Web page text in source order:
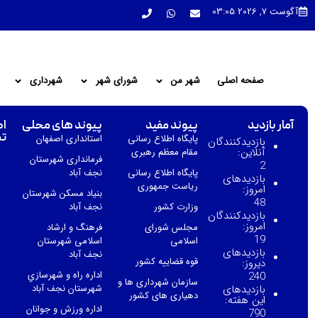
آگوست 7, 2026 03:05
صفحه اصلی شهر من شورای شهر شهرداری
آمار بازدید
بازدیدکنندگان
آنلاین:
2
بازدیدهای
امروز:
48
بازدیدکنندگان
امروز:
19
بازدیدهای
دیروز:
240
بازدیدهای
این هفته:
790
پیوند مفید
پایگاه اطلاع رسانی
مقام معظم رهبری
پایگاه اطلاع رسانی
ریاست جمهوری
وزارت کشور
مجلس شورای
اسلامی
قوه قضاییه کشور
سازمان شهرداری ها و
دهیاری های کشور
پیوند های محلی
استانداری اصفهان
فرمانداری شهرستان
نجف آباد
بنیاد مسکن شهرستان
نجف آباد
فرهنگ و ارشاد
اسلامی شهرستان
نجف آباد
اداره راه و شهرسازي
شهرستان نجف آباد
اداره ورزش و جوانان